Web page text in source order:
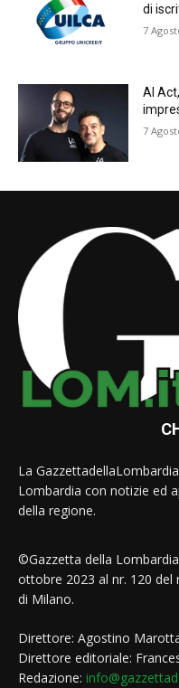
di
7
AI
7
La
Lombardia con notizie ed
della regione.
©Gazzetta della
ottobre 2023 al nr. 120 del
di Milano.
Direttore: Agostino
Direttore editoriale:
Redazione: